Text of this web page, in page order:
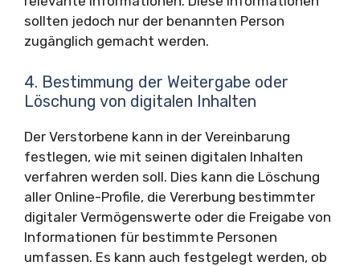
sollten jedoch nur der benannten Person
zugänglich gemacht werden.
4. Bestimmung der Weitergabe oder
Löschung von digitalen Inhalten
Der Verstorbene kann in der Vereinbarung
festlegen, wie mit seinen digitalen Inhalten
verfahren werden soll. Dies kann die Löschung
aller Online-Profile, die Vererbung bestimmter
digitaler Vermögenswerte oder die Freigabe von
Informationen für bestimmte Personen
umfassen. Es kann auch festgelegt werden, ob